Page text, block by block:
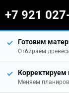
+7 921
Готовим
Отбираем
Корректируем
Меняем